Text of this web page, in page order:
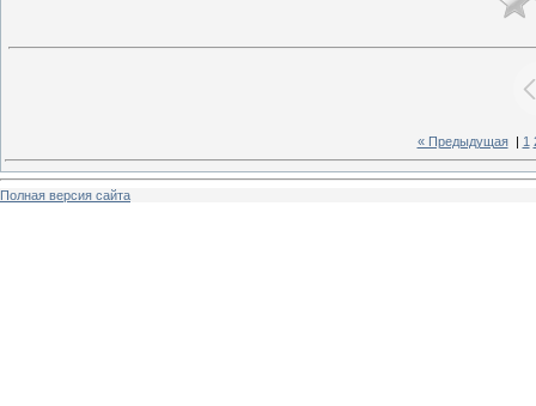
« Предыдущая| 1
Полная версия сайта